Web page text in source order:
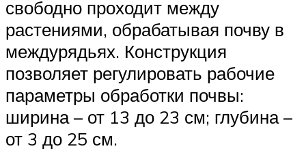
свободно проходит между
растениями, обрабатывая почву в
междурядьях. Конструкция
позволяет регулировать рабочие
параметры обработки почвы:
ширина – от 13 до 23 см; глубина –
от 3 до 25 см.